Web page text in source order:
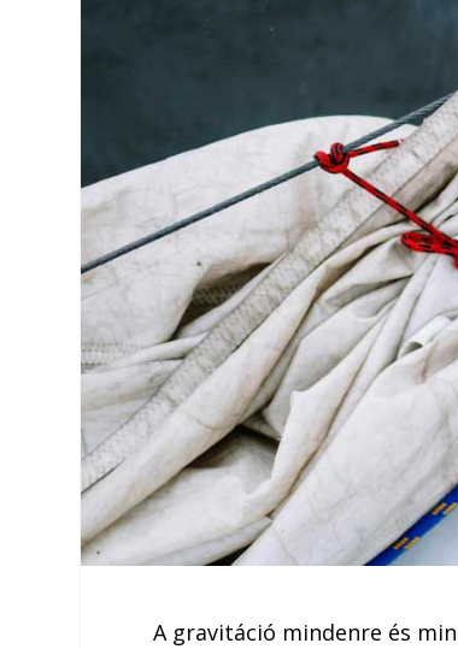
A gravitáció mindenre és